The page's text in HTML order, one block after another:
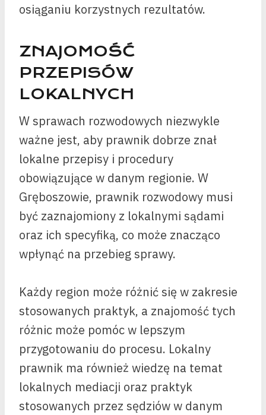
osiąganiu korzystnych rezultatów.
ZNAJOMOŚĆ
PRZEPISÓW
LOKALNYCH
W sprawach rozwodowych niezwykle
ważne jest, aby prawnik dobrze znał
lokalne przepisy i procedury
obowiązujące w danym regionie. W
Gręboszowie, prawnik rozwodowy musi
być zaznajomiony z lokalnymi sądami
oraz ich specyfiką, co może znacząco
wpłynąć na przebieg sprawy.
Każdy region może różnić się w zakresie
stosowanych praktyk, a znajomość tych
różnic może pomóc w lepszym
przygotowaniu do procesu. Lokalny
prawnik ma również wiedzę na temat
lokalnych mediacji oraz praktyk
stosowanych przez sędziów w danym